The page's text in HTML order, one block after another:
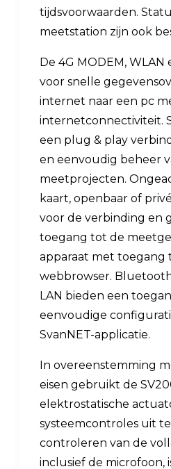
tijdsvoorwaarden.
meetstation zijn ook
De 4G MODEM, WLAN
voor snelle
internet naar een pc
internetconnectiviteit.
een plug & play
en eenvoudig beheer
meetprojecten.
kaart, openbaar of
voor de verbinding en
toegang tot de
apparaat met toegang
webbrowser.
LAN bieden een
eenvoudige
SvanNET-applicatie.
In overeenstemming
eisen gebruikt de
elektrostatische
systeemcontroles uit
controleren van de
inclusief de microfoon,